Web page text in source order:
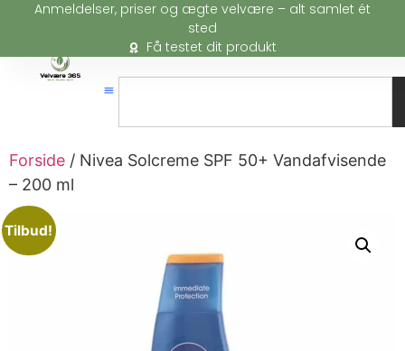
Anmeldelser, priser og ægte velvære – alt samlet ét
sted
Få testet dit produkt
Forside / Nivea Solcreme SPF 50+ Vandafvisende
– 200 ml
Tilbud!